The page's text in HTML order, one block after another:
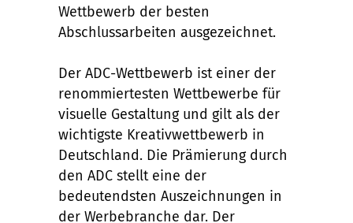
Wettbewerb der besten
Abschlussarbeiten ausgezeichnet.
Der ADC-Wettbewerb ist einer der
renommiertesten Wettbewerbe für
visuelle Gestaltung und gilt als der
wichtigste Kreativwettbewerb in
Deutschland. Die Prämierung durch
den ADC stellt eine der
bedeutendsten Auszeichnungen in
der Werbebranche dar. Der